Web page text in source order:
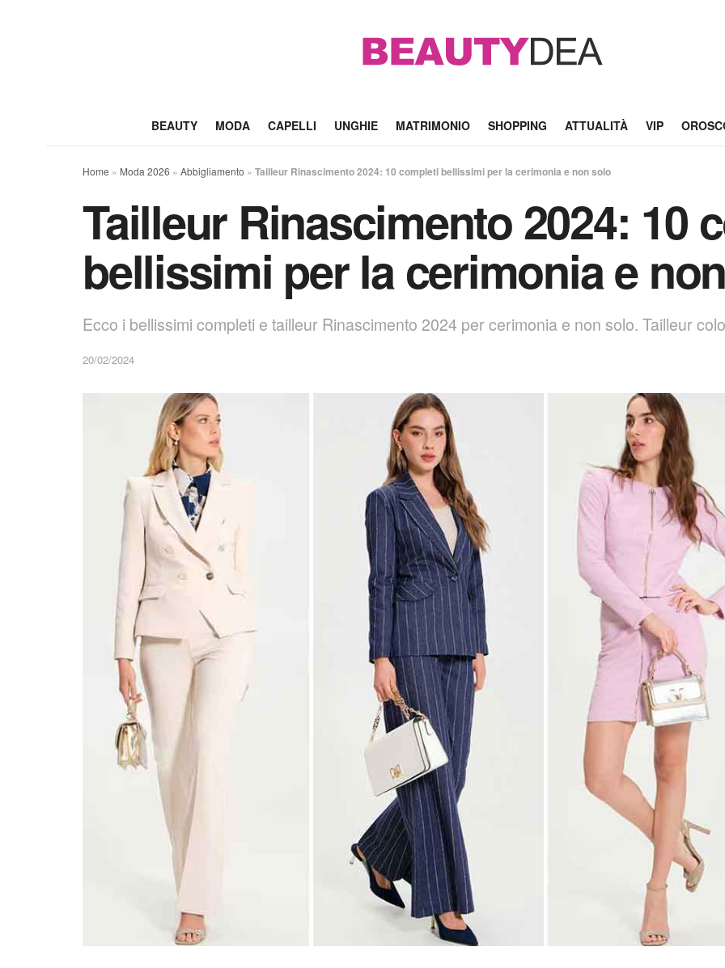
BEAUTY MODA CAPELLI UNGHIE MATRIMONIO SHOPPING ATTUALITÀ VIP
Home » Moda 2026 » Abbigliamento » Tailleur Rinascimento 2024: 10 completi bellissimi per la cerimonia e non solo
Tailleur Rinascimento 2024: 10
bellissimi per la cerimonia e
Ecco i bellissimi completi e tailleur Rinascimento 2024 per cerimonia e non solo. Tailleur
20/02/2024